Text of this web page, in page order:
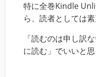
特に全巻Kindle
ら、読者としては素
「読むのは申し訳
に読む」でいいと思